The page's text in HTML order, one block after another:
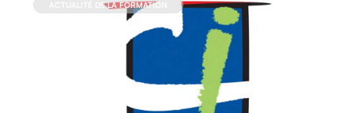
ACTUALITÉ DE LA FORMATION